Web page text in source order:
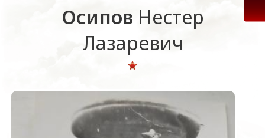
Осипов Нестер
Лазаревич